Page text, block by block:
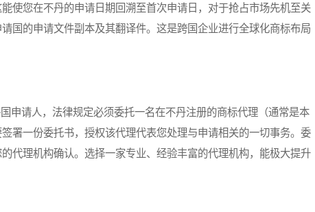
使您在不丹的申请日期回溯至首次申请日，对于抢占市场先机至关
国的申请文件副本及其翻译件。这是跨国企业进行全球化商标布局
请人，法律规定必须委托一名在不丹注册的商标代理（通常是本
署一份委托书，授权该代理代表您处理与申请相关的一切事务。委
代理机构确认。选择一家专业、经验丰富的代理机构，能极大提升